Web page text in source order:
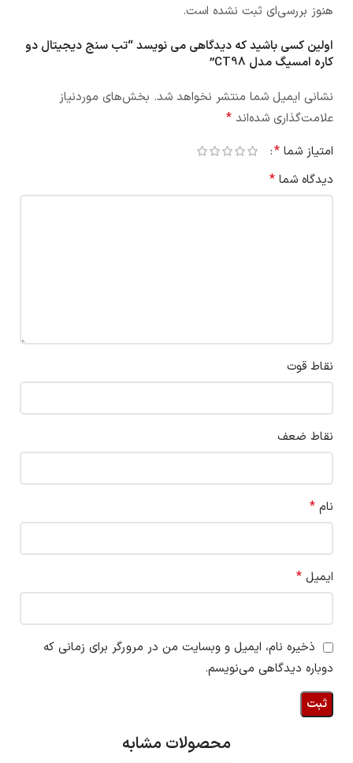
هنوز بررسی‌ای ثبت نشده است.
اولین کسی باشید که دیدگاهی می نویسد “تب سنج دیجیتال دو
کاره امسیگ مدل CT98”
نشانی ایمیل شما منتشر نخواهد شد. بخش‌های موردنیاز
علامت‌گذاری شده‌اند *
امتیاز شما *
دیدگاه شما *
نقاط قوت
نقاط ضعف
نام *
ایمیل *
ذخیره نام، ایمیل و وبسایت من در مرورگر برای زمانی که
دوباره دیدگاهی می‌نویسم.
محصولات مشابه